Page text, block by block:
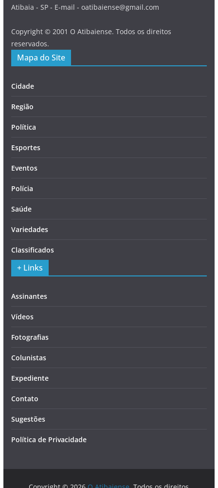
Atibaia - SP - E-mail - oatibaiense@gmail.com
Copyright © 2001 O Atibaiense. Todos os direitos
reservados.
Mapa do Site
Cidade
Região
Política
Esportes
Eventos
Polícia
Saúde
Variedades
Classificados
+ Links
Assinantes
Vídeos
Fotografias
Colunistas
Expediente
Contato
Sugestões
Política de Privacidade